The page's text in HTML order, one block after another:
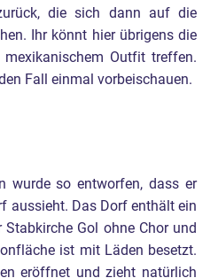
die sich dann auf die
Ihr könnt hier übrigens die
Outfit treffen.
Fall einmal vorbeischauen.
wurde so entworfen, dass er
aussieht. Das Dorf enthält ein
Stabkirche Gol ohne Chor und
ist mit Läden besetzt.
eröffnet und zieht natürlich